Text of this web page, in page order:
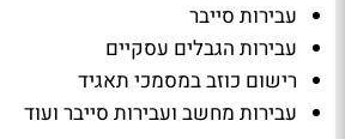
עבירות סייבר
עבירות הגבלים עסקיים
רישום כוזב במסמכי תאגיד
עבירות מחשב ועבירות סייבר ועוד